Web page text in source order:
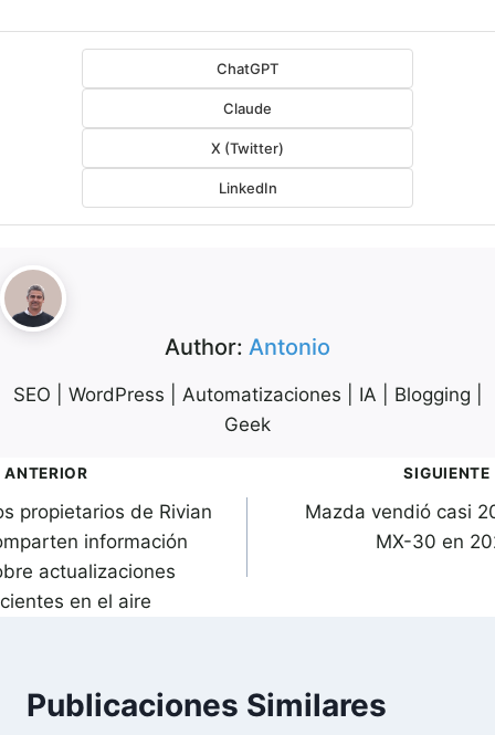
ChatGPT
Claude
X (Twitter)
LinkedIn
Author: Antonio
SEO | WordPress | Automatizaciones | IA | Blogging |
Geek
ANTERIOR
propietarios de Rivian
información
actualizaciones
en el aire
SIGUIENTE
Mazda vendió casi
MX-30 en
Publicaciones Similares